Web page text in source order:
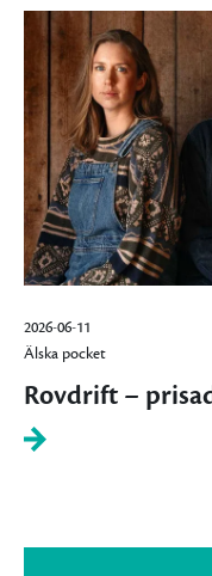
2026-06-11
Älska pocket
Rovdrift –